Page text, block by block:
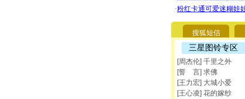
搜狐短信
三星图铃专区
[周杰伦] 千里之外
[誓 言] 求佛
[王力宏] 大城小爱
[王心凌] 花的嫁纱